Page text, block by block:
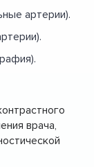
артерии).
врача,